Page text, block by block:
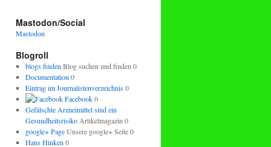
Mastodon/Social
Mastodon
Blogroll
blogs finden Blog suchen und finden 0
Documentation 0
Eintrag im Journalistenverzeichnis0
Facebook0
Gefälschte Arzneimittel sind ein
GesundheitsrisikoArtikelmagazin 0
google+ PageUnsere google+ Seite 0
Hans Hinken 0